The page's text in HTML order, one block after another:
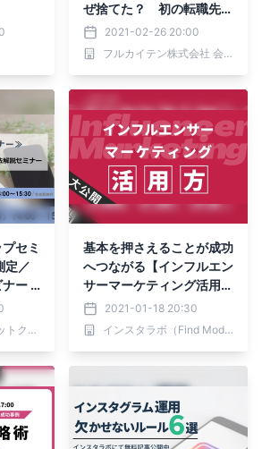
ぜ捨てた？ 初の転職先は
スタートアップ「フルカイ
テン」・・何が彼を突き動
かしたか
2021-02-26 20:00
フルカイテン株式会社 会社紹介
セミ
定／
ー 2
市場調査分析のアットクリッピング
基本を押さえることが成功
へつながる【インフルエン
サーマーケティング活用
法】を大公開
2021-01-18 20:30
インスタラボ（Find Model）